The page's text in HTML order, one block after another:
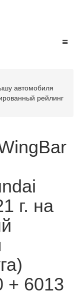
автомобиля
рейлинг
г. на
+ 6013